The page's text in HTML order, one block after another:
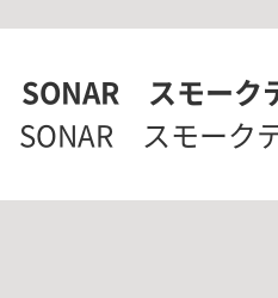
SONAR スモー
SONAR スモー